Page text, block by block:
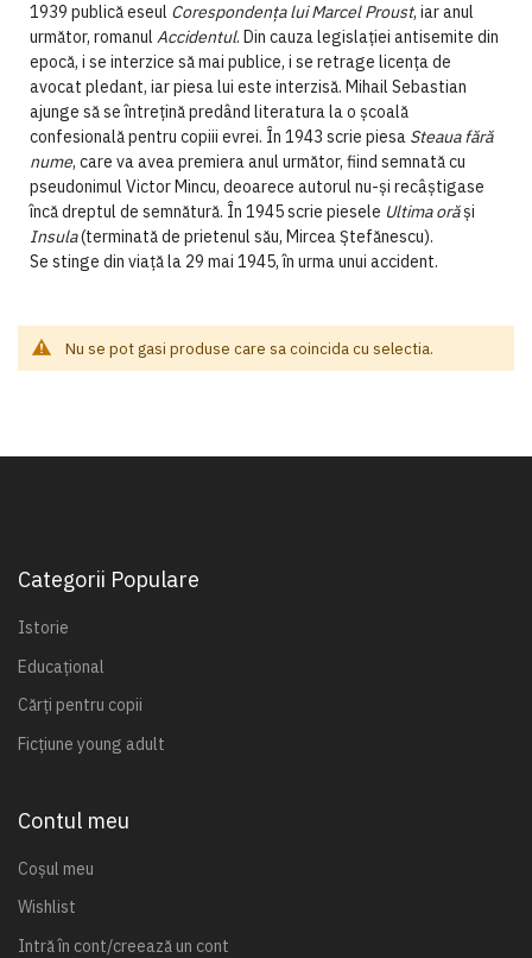
1939 publică eseul Corespondența lui Marcel Proust, iar anul
următor, romanul Accidentul. Din cauza legislației antisemite din
epocă, i se interzice să mai publice, i se retrage licența de
avocat pledant, iar piesa lui este interzisă. Mihail Sebastian
ajunge să se întrețină predând literatura la o școală
confesională pentru copiii evrei. În 1943 scrie piesa Steaua fără
nume, care va avea premiera anul următor, fiind semnată cu
pseudonimul Victor Mincu, deoarece autorul nu-și recâștigase
încă dreptul de semnătură. În 1945 scrie piesele Ultima orăși
Insula(terminată de prietenul său, Mircea Ștefănescu).
Se stinge din viață la 29 mai 1945, în urma unui accident.
Nu se pot gasi produse care sa coincida cu selectia.
Categorii Populare
Istorie
Educațional
Cărți pentru copii
Ficțiune young adult
Contul meu
Coșul meu
Wishlist
Intră în cont/creează un cont